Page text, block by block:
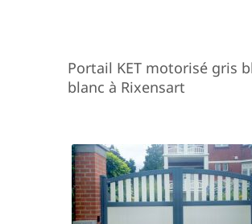
Portail KET motorisé gris
blanc à Rixensart